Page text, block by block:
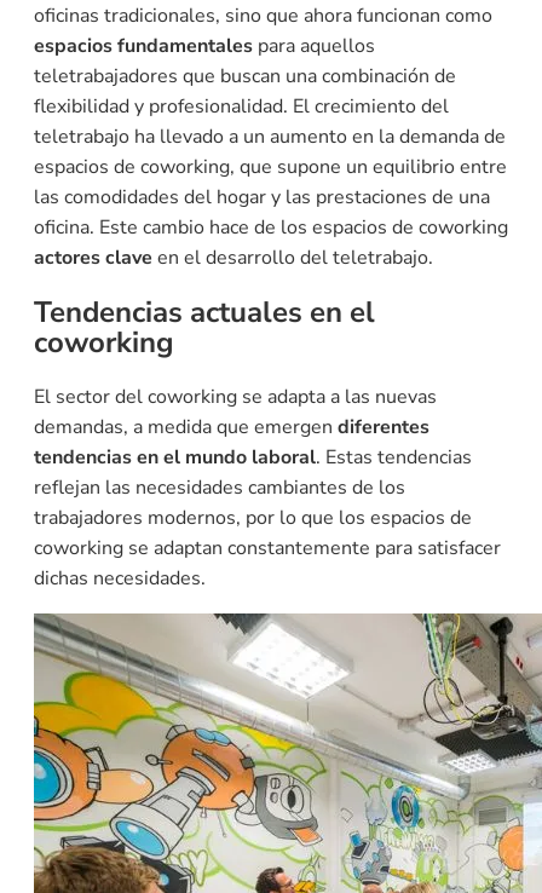
oficinas tradicionales, sino que ahora funcionan como
espacios fundamentales para aquellos
teletrabajadores que buscan una combinación de
flexibilidad y profesionalidad. El crecimiento del
teletrabajo ha llevado a un aumento en la demanda de
espacios de coworking, que supone un equilibrio entre
las comodidades del hogar y las prestaciones de una
oficina. Este cambio hace de los espacios de coworking
actores clave en el desarrollo del teletrabajo.
Tendencias actuales en el
coworking
El sector del coworking se adapta a las nuevas
demandas, a medida que emergen diferentes
tendencias en el mundo laboral. Estas tendencias
reflejan las necesidades cambiantes de los
trabajadores modernos, por lo que los espacios de
coworking se adaptan constantemente para satisfacer
dichas necesidades.